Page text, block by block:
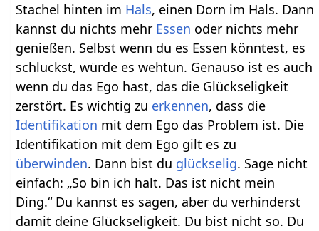
Stachel hinten im Hals, einen Dorn im Hals. Dann
kannst du nichts mehr Essen oder nichts mehr
genießen. Selbst wenn du es Essen könntest, es
schluckst, würde es wehtun. Genauso ist es auch
wenn du das Ego hast, das die Glückseligkeit
zerstört. Es wichtig zu erkennen, dass die
Identifikation mit dem Ego das Problem ist. Die
Identifikation mit dem Ego gilt es zu
überwinden. Dann bist du glückselig. Sage nicht
einfach: „So bin ich halt. Das ist nicht mein
Ding.“ Du kannst es sagen, aber du verhinderst
damit deine Glückseligkeit. Du bist nicht so. Du